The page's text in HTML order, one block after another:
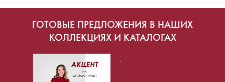
ГОТОВЫЕ ПРЕДЛОЖЕНИЯ В НАШИХ
КОЛЛЕКЦИЯХ И КАТАЛОГАХ